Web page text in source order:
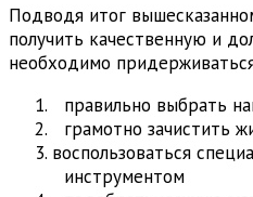
Подводя итог
получить качественную и
необходимо
правильно выбрать
грамотно зачистить
воспользоваться
инструментом